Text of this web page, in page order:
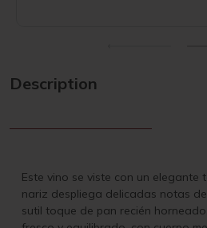
Description
Este vino se viste con un elegante
nariz despliega delicadas notas
sutil toque de pan recién